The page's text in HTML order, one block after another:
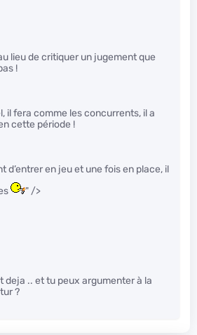
lieu de critiquer un jugement que
!
il fera comme les concurrents, il a
cette période !
d’entrer en jeu et une fois en place, il
" />
deja .. et tu peux argumenter à la
?